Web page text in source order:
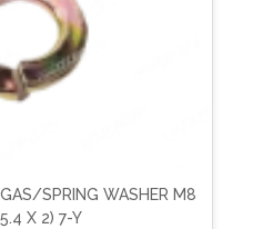
SPRING WASHER M8
X 2) 7-Y